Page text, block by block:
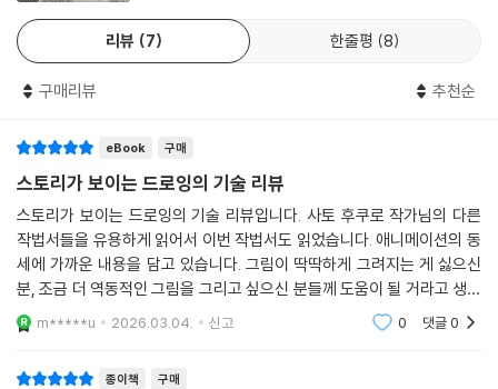
리뷰 7 한줄평 8
구매리뷰 추천순
eBook 구매
스토리가 보이는 드로잉의 기술 리뷰
스토리가 보이는 드로잉의 기술 리뷰입니다. 사토 후쿠로 작가님의 다른
작법서들을 유용하게 읽어서 이번 작법서도 읽었습니다. 애니메이션의 동
세에 가까운 내용을 담고 있습니다. 그림이 딱딱하게 그려지는 게 싫으신
분, 조금 더 역동적인 그림을 그리고 싶으신 분들께 도움이 될 거라고 생각
합니다.m*****u 2026.03.04. 신고 0 댓글0
종이책 구매